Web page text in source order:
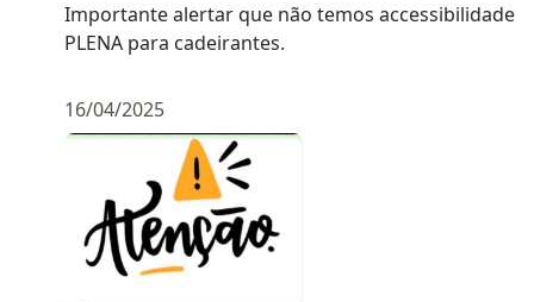
Importante alertar que não temos accessibilidade
PLENA para cadeirantes.
16/04/2025